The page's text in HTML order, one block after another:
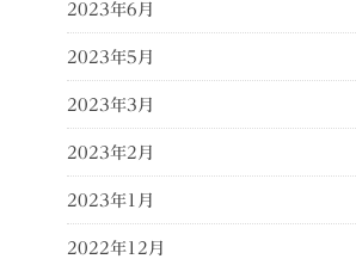
2023年6月
2023年5月
2023年3月
2023年2月
2023年1月
2022年12月